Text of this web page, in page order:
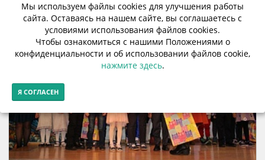
Мы используем файлы cookies для улучшения работы
сайта. Оставаясь на нашем сайте, вы соглашаетесь с
условиями использования файлов cookies.
Чтобы ознакомиться с нашими Положениями о
конфиденциальности и об использовании файлов cookie,
нажмите здесь.
Я СОГЛАСЕН